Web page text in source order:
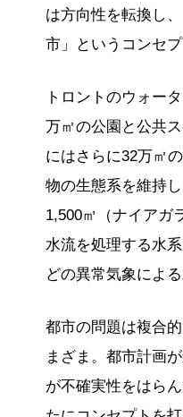
は方向性を転換し
市」というコンセ
トロントのウォー
万㎡の公園と公共
にはさらに32万㎡
物の生態系を維持
1,500㎥（ナイアガ
水流を処理する水
どの異常気象によ
都市の問題は複合
まざま。都市計画
が不確実性をはら